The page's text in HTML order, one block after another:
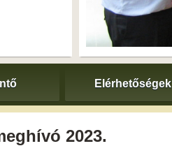
Elérhetőségek
2023.